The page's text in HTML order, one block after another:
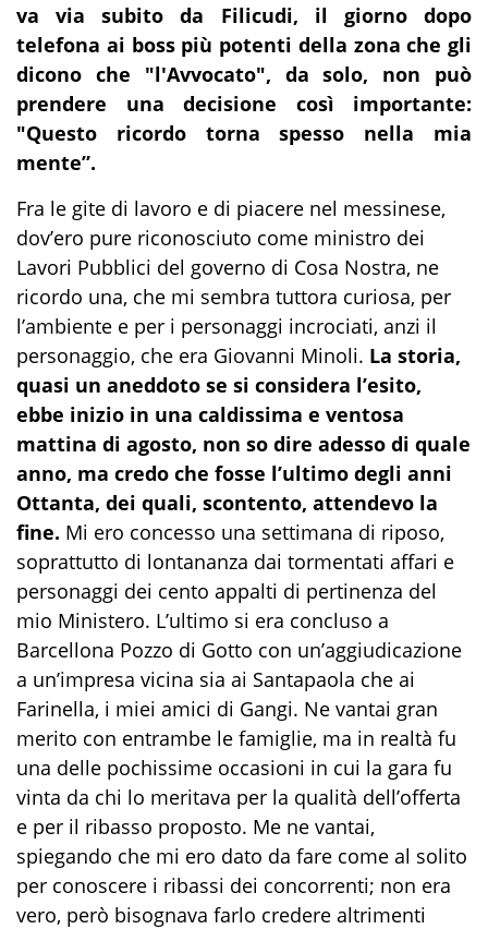
va via subito da Filicudi, il giorno dopo
telefona ai boss più potenti della zona che gli
dicono che "l'Avvocato", da solo, non può
prendere una decisione così importante:
"Questo ricordo torna spesso nella mia
mente”.
Fra le gite di lavoro e di piacere nel messinese,
dov’ero pure riconosciuto come ministro dei
Lavori Pubblici del governo di Cosa Nostra, ne
ricordo una, che mi sembra tuttora curiosa, per
l’ambiente e per i personaggi incrociati, anzi il
personaggio, che era Giovanni Minoli. La storia,
quasi un aneddoto se si considera l’esito,
ebbe inizio in una caldissima e ventosa
mattina di agosto, non so dire adesso di quale
anno, ma credo che fosse l’ultimo degli anni
Ottanta, dei quali, scontento, attendevo la
fine. Mi ero concesso una settimana di riposo,
soprattutto di lontananza dai tormentati affari e
personaggi dei cento appalti di pertinenza del
mio Ministero. L’ultimo si era concluso a
Barcellona Pozzo di Gotto con un’aggiudicazione
a un’impresa vicina sia ai Santapaola che ai
Farinella, i miei amici di Gangi. Ne vantai gran
merito con entrambe le famiglie, ma in realtà fu
una delle pochissime occasioni in cui la gara fu
vinta da chi lo meritava per la qualità dell’offerta
e per il ribasso proposto. Me ne vantai,
spiegando che mi ero dato da fare come al solito
per conoscere i ribassi dei concorrenti; non era
vero, però bisognava farlo credere altrimenti